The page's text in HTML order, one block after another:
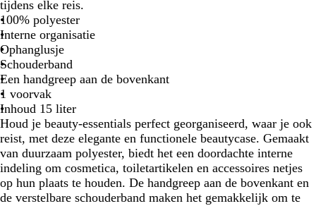
a
r
t
r
i
n
e
b
l
a
u
w
l
a
s
P
i
n
k
tijdens elke reis.
100% polyester
Interne organisatie
Ophanglusje
Schouderband
Een handgreep aan de bovenkant
1 voorvak
Inhoud 15 liter
Houd je beauty-essentials perfect georganiseerd, waar je ook
reist, met deze elegante en functionele beautycase. Gemaakt
van duurzaam polyester, biedt het een doordachte interne
indeling om cosmetica, toiletartikelen en accessoires netjes
op hun plaats te houden. De handgreep aan de bovenkant en
de verstelbare schouderband maken het gemakkelijk om te